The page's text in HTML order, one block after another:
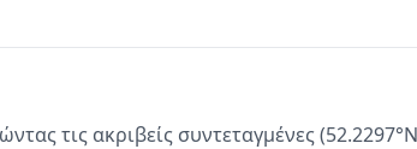
τις ακριβείς συντεταγμένες